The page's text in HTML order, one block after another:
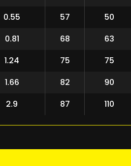
50
57
0.55
63
68
0.81
75
75
1.24
90
82
1.66
110
87
2.9